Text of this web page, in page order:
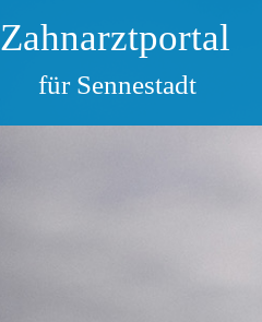
Zahnarztportal
für Sennestadt